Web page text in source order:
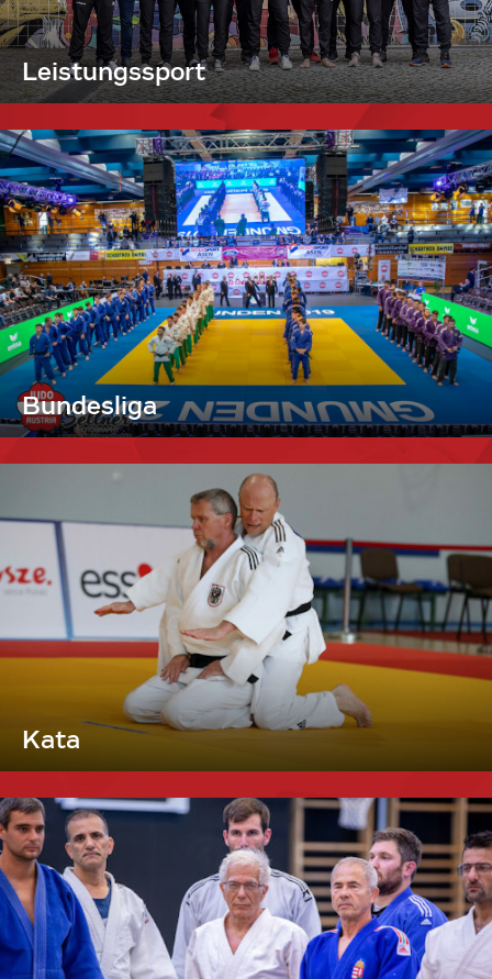
Leistungssport
Bundesliga
Kata